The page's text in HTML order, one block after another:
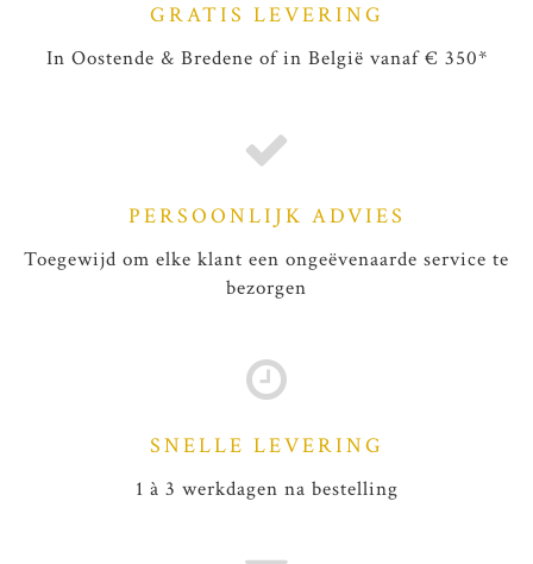
GRATIS LEVERING
In Oostende & Bredene of in België vanaf € 350*
PERSOONLIJK ADVIES
Toegewijd om elke klant een ongeëvenaarde service te
bezorgen
SNELLE LEVERING
1 à 3 werkdagen na bestelling